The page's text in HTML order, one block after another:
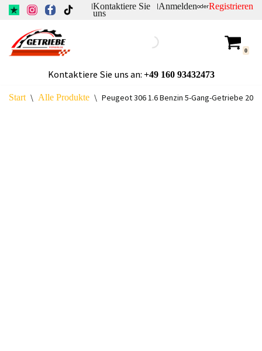
Inhalt
springen
|Kontaktiere Sie
uns
|AnmeldenoderRegistrieren
0
Kontaktiere Sie uns an: +49160 93432473
Start \ Alle Produkte \ Peugeot 306 1.6 Benzin 5-Gang-Getriebe